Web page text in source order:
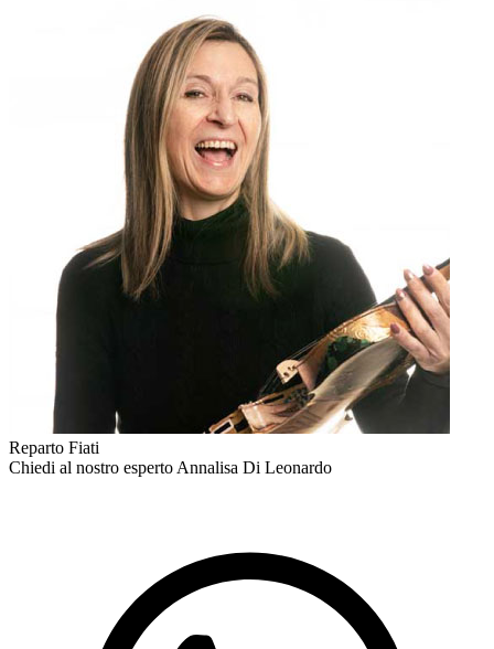
Reparto Fiati
Chiedi al nostro espertoAnnalisa Di Leonardo